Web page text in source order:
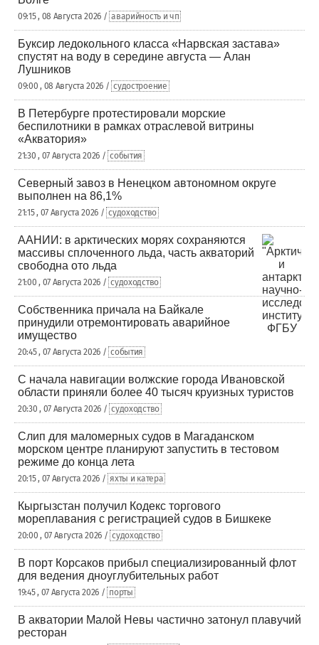
09:15 , 08 Августа 2026 / аварийность и чп
Буксир ледокольного класса «Нарвская застава»
спустят на воду в середине августа — Алан
Лушников
09:00 , 08 Августа 2026 / судостроение
В Петербурге протестировали морские
беспилотники в рамках отраслевой витрины
«Акватория»
21:30 , 07 Августа 2026 / события
Северный завоз в Ненецком автономном округе
выполнен на 86,1%
21:15 , 07 Августа 2026 / судоходство
ААНИИ: в арктических морях сохраняются
массивы сплоченного льда, часть акваторий
свободна ото льда
21:00 , 07 Августа 2026 / судоходство
Собственника причала на Байкале
принудили отремонтировать аварийное
имущество
20:45 , 07 Августа 2026 / события
С начала навигации волжские города Ивановской
области приняли более 40 тысяч круизных туристов
20:30 , 07 Августа 2026 / судоходство
Слип для маломерных судов в Магаданском
морском центре планируют запустить в тестовом
режиме до конца лета
20:15 , 07 Августа 2026 / яхты и катера
Кыргызстан получил Кодекс торгового
мореплавания с регистрацией судов в Бишкеке
20:00 , 07 Августа 2026 / судоходство
В порт Корсаков прибыл специализированный флот
для ведения дноуглубительных работ
19:45 , 07 Августа 2026 / порты
В акватории Малой Невы частично затонул плавучий
ресторан